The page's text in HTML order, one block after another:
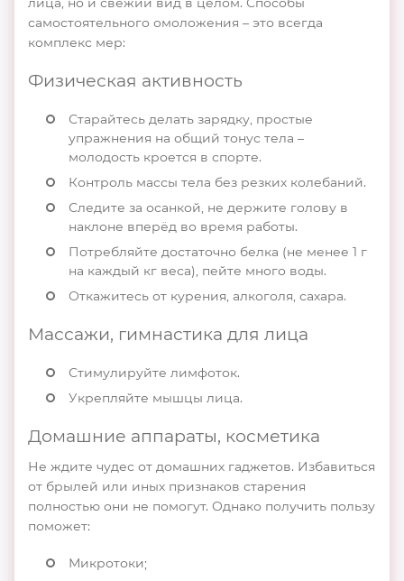
самостоятельного омоложения – это всегда
комплекс мер:
Физическая активность
Старайтесь делать зарядку, простые
упражнения на общий тонус тела –
молодость кроется в спорте.
Контроль массы тела без резких колебаний.
Следите за осанкой, не держите голову в
наклоне вперёд во время работы.
Потребляйте достаточно белка (не менее 1 г
на каждый кг веса), пейте много воды.
Откажитесь от курения, алкоголя, сахара.
Массажи, гимнастика для лица
Стимулируйте лимфоток.
Укрепляйте мышцы лица.
Домашние аппараты, косметика
Не ждите чудес от домашних гаджетов. Избавиться
от брылей или иных признаков старения
полностью они не помогут. Однако получить пользу
поможет:
Микротоки;